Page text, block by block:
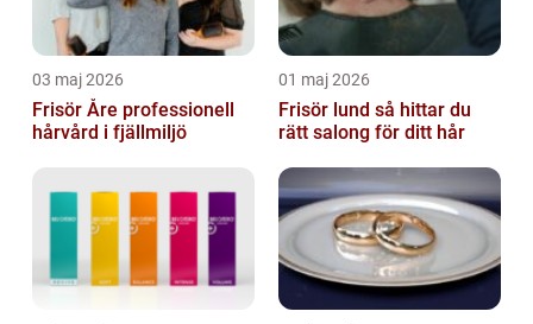
03 maj 2026
Frisör Åre professionell
hårvård i fjällmiljö
01 maj 2026
Frisör lund så hittar du
rätt salong för ditt hår